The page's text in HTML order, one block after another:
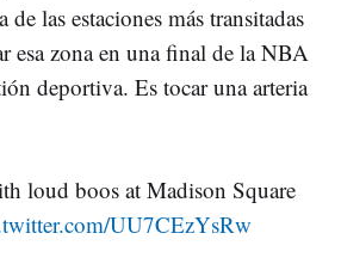
las estaciones más transitadas
esa zona en una final de la NBA
deportiva. Es tocar una arteria
loud boos at Madison Square
UU7CEzYsRw